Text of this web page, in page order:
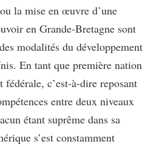
la mise en œuvre d’une
en Grande-Bretagne sont
modalités du développement
En tant que première nation
c’est-à-dire reposant
entre deux niveaux
étant suprême dans sa
s’est constamment